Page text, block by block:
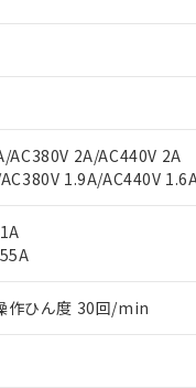
AC380V 2A/AC440V 2A
1.9A/AC440V
ひん度 30回/min
在庫状況および標準価
の対象外となる商品も
先、またはお客様担当
なく第三者に漏洩また
利用いただくには、I-
部品リストについて、
引・商談に必要な範囲
フタル酸ブチルベンジル（
以下
は除く。
ないことを確認しています。
ことがあります。
えていることを示しま
、
あることを示します。
ださい。
外国貿易法に定める商
、生物兵器またはその
記1、2および3の内容を
のお取引先、またはお
)
ていない機種